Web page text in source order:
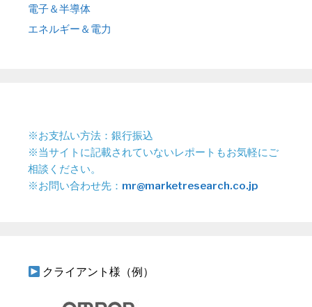
電子＆半導体
エネルギー＆電力
※お支払い方法：銀行振込
※当サイトに記載されていないレポートもお気軽にご
相談ください。
※お問い合わせ先： mr@marketresearch.co.jp
クライアント様（例）